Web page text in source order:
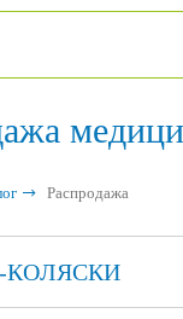
и здоровья
товары
Распродажа
КОЛЯСКИ